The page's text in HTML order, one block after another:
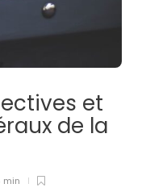
et
de la
min